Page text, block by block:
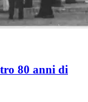
80 anni di